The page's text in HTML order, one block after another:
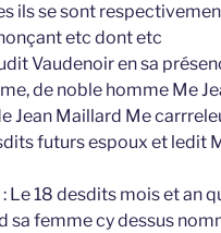
ils se sont
etc dont etc
Vaudenoir en sa
de noble homme Me
Jean Maillard Me
futurs espoux et ledit
Le 18 desdits mois et an
sa femme cy dessus